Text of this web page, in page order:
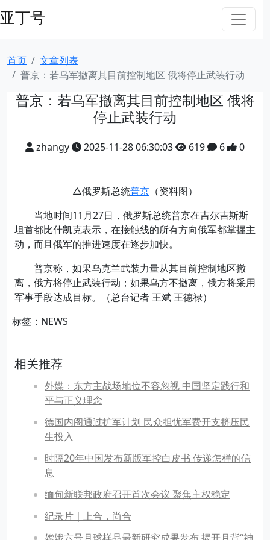
亚丁号
首页
文章列表
普京：若乌军撤离其目前控制地区 俄将停止武装行动
普京：若乌军撤离其目前控制地区 俄将
停止武装行动
zhangy 2025-11-28 06:30:03 619 6 0
△俄罗斯总统普京 （资料图）
当地时间11月27日，俄罗斯总统普京在吉尔吉斯斯
坦首都比什凯克表示，在接触线的所有方向俄军都掌握主
动，而且俄军的推进速度在逐步加快。
普京称，如果乌克兰武装力量从其目前控制地区撤
离，俄方将停止武装行动；如果乌方不撤离，俄方将采用
军事手段达成目标。（总台记者 王斌 王德禄）
标签：NEWS
相关推荐
外媒：东方主战场地位不容忽视 中国坚定践行和
平与正义理念
德国内阁通过扩军计划 民众担忧军费开支挤压民
生投入
时隔20年中国发布新版军控白皮书 传递怎样的信
息
缅甸新联邦政府召开首次会议 聚焦主权稳定
纪录片｜上合，尚合